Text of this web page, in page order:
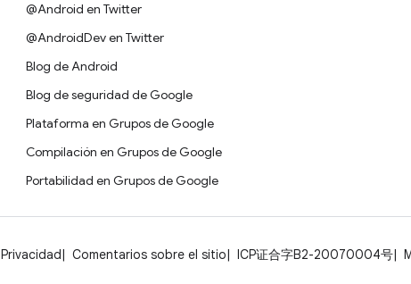
@Android en Twitter
@AndroidDev en Twitter
Blog de Android
Blog de seguridad de Google
Plataforma en Grupos de Google
Compilación en Grupos de Google
Portabilidad en Grupos de Google
Privacidad Comentarios sobre el sitio ICP证合字B2-20070004号